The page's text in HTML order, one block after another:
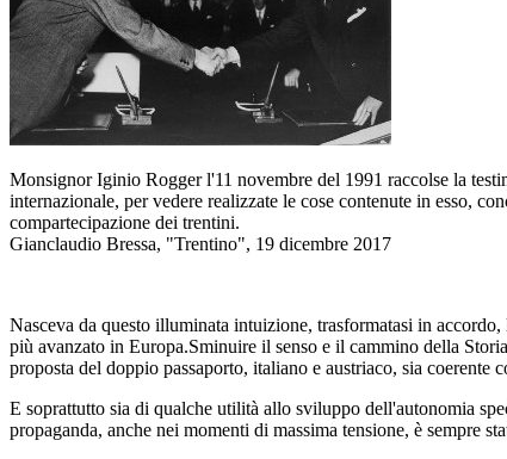
Monsignor Iginio Rogger l'11 novembre del 1991 raccolse la
internazionale, per vedere realizzate le cose contenute in esso,
compartecipazione dei trentini.
Gianclaudio Bressa, "Trentino", 19 dicembre 2017
Nasceva da questo illuminata intuizione, trasformatasi in
più avanzato in Europa.Sminuire il senso e il cammino della
proposta del doppio passaporto, italiano e austriaco, sia
E soprattutto sia di qualche utilità allo sviluppo dell'autonomia
propaganda, anche nei momenti di massima tensione, è sempre